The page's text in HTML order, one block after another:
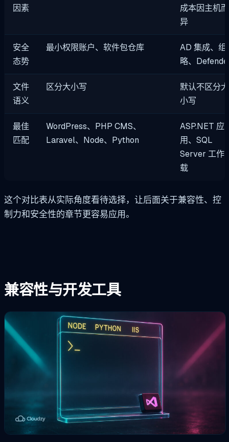
因素
成本因主机而
异
安全
态势
最小权限账户、软件包仓库
AD 集成、组
略、
文件
语义
区分大小写
默认不区分大
小写
最佳
匹配
WordPress、PHP CMS、
Laravel、Node、Python
ASP.NET 应
用、SQL
Server 工作
载
这个对比表从实际角度看待选择，让后面关于兼容性、控
制力和安全性的章节更容易应用。
兼容性与开发工具